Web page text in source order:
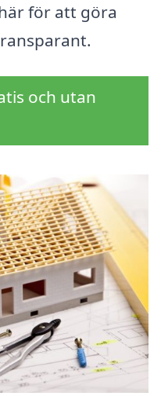
för att göra
och utan